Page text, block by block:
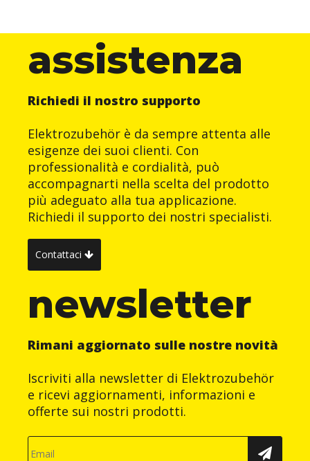
assistenza
Richiedi il nostro supporto
Elektrozubehör è da sempre attenta alle
esigenze dei suoi clienti. Con
professionalità e cordialità, può
accompagnarti nella scelta del prodotto
più adeguato alla tua applicazione.
Richiedi il supporto dei nostri specialisti.
Contattaci
newsletter
Rimani aggiornato sulle nostre novità
Iscriviti alla newsletter di Elektrozubehör
e ricevi aggiornamenti, informazioni e
offerte sui nostri prodotti.